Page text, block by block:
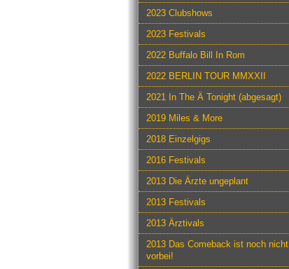
2023 Clubshows
2023 Festivals
2022 Buffalo Bill In Rom
2022 BERLIN TOUR MMXXII
2021 In The Ä Tonight (abgesagt)
2019 Miles & More
2018 Einzelgigs
2016 Festivals
2013 Die Ärzte ungeplant
2013 Festivals
2013 Ärztivals
2013 Das Comeback ist noch nicht
vorbei!